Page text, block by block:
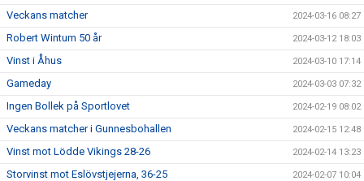
Veckans matcher 2024-03-16 08:27
Robert Wintum 50 år 2024-03-12 18:03
Vinst i Åhus 2024-03-10 17:14
Gameday 2024-03-03 07:32
Ingen Bollek på Sportlovet 2024-02-19 08:02
Veckans matcher i Gunnesbohallen 2024-02-15 12:48
Vinst mot Lödde Vikings 28-26 2024-02-14 13:23
Storvinst mot Eslövstjejerna, 36-25 2024-02-07 10:04